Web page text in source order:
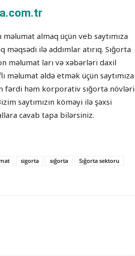
almaq üçün veb saytımıza
ilə addımlar atırıq. Sığorta
məlumat ları və xəbərləri daxil
məlumat əldə etmək üçün saytımıza
fərdi həm korporativ sığorta növləri
saytımızın köməyi ilə şəxsi
cavab tapa bilərsiniz.
sigorta sığorta
Sığorta sektoru